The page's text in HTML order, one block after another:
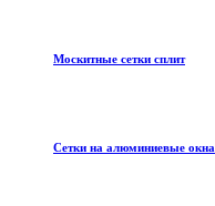
Москитные сетки сплит
Сетки на алюминиевые окна